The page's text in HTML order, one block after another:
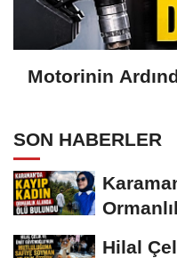
Motorinin
SON HABERLER
Hilal